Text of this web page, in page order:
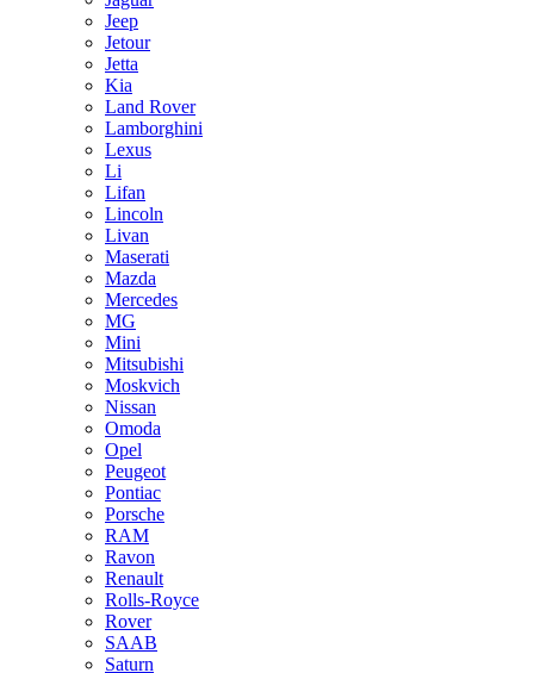
Jeep
Jetour
Jetta
Kia
Land Rover
Lamborghini
Lexus
Li
Lifan
Lincoln
Livan
Maserati
Mazda
Mercedes
MG
Mini
Mitsubishi
Moskvich
Nissan
Omoda
Opel
Peugeot
Pontiac
Porsche
RAM
Ravon
Renault
Rolls-Royce
Rover
SAAB
Saturn